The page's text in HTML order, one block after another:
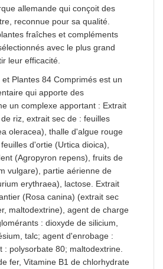
allemande qui conçoit des
reconnue pour sa qualité.
fraîches et compléments
avec le plus grand
leur efficacité.
Plantes 84 Comprimés est un
qui apporte des
un complexe apportant : Extrait
riz, extrait sec de : feuilles
oleracea), thalle d'algue rouge
d'ortie (Urtica dioica),
(Agropyron repens), fruits de
vulgare), partie aérienne de
erythraea), lactose. Extrait
(Rosa canina) (extrait sec
maltodextrine), agent de charge
: dioxyde de silicium,
talc; agent d'enrobage :
: polysorbate 80; maltodextrine.
fer, Vitamine B1 de chlorhydrate